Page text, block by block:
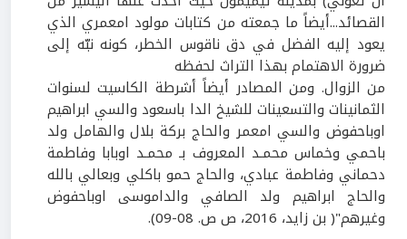
القصائد...أيضاً ما جمعته من كتابات مولود امعمري الذي
يعود إليه الفضل في دق ناقوس الخطر، كونه نبّه إلى
ضرورة الاهتمام بهذا التراث لحفظه
من الزوال. ومن المصادر أيضاً أشرطة الكاسيت لسنوات
الثمانينات والتسعينات للشيخ الدا باسعود والسي ابراهيم
اوباحفوض والسي امعمر والحاج بركة بلال والهامل ولد
باحمي وخماس محمـد المعروف بـ محمـد اوبابا وفاطمة
دحماني وفاطمة عبادي، والحاج حمو باكلي وبعالي بالله
والحاج ابراهيم ولد الصافي والداموسى اوباحفوض
وغيرهم"( بن زايد، 2016، ص ص.
).